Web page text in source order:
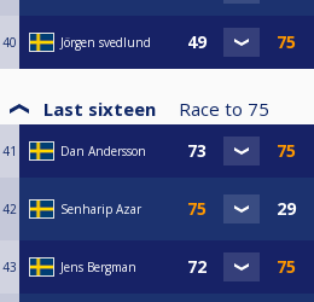
40 Jörgen svedlund
Last sixteen Race to 75
41 Dan Andersson
42 Senharip Azar
43 Jens Bergman